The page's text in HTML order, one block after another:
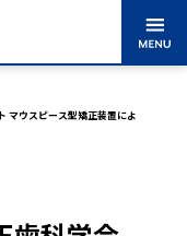
マウスピース型矯正装置によ